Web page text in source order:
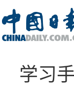
学习